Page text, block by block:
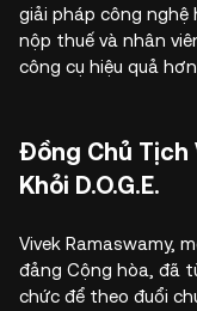
giải pháp công nghệ
nộp thuế và nhân
công cụ hiệu quả hơn.
Đồng Chủ Tịch
Khỏi D.O.G.E.
Vivek Ramaswamy,
đảng Cộng hòa, đã
chức để theo đuổi